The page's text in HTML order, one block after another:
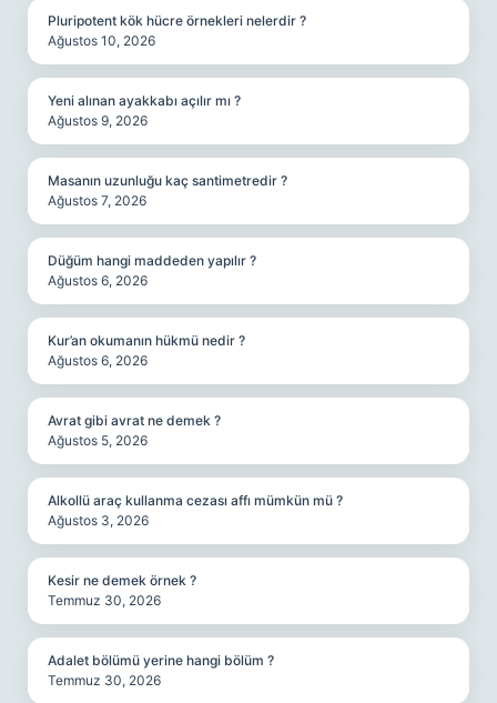
Pluripotent kök hücre örnekleri nelerdir ?
Ağustos 10, 2026
Yeni alınan ayakkabı açılır mı ?
Ağustos 9, 2026
Masanın uzunluğu kaç santimetredir ?
Ağustos 7, 2026
Düğüm hangi maddeden yapılır ?
Ağustos 6, 2026
Kur’an okumanın hükmü nedir ?
Ağustos 6, 2026
Avrat gibi avrat ne demek ?
Ağustos 5, 2026
Alkollü araç kullanma cezası affı mümkün mü ?
Ağustos 3, 2026
Kesir ne demek örnek ?
Temmuz 30, 2026
Adalet bölümü yerine hangi bölüm ?
Temmuz 30, 2026